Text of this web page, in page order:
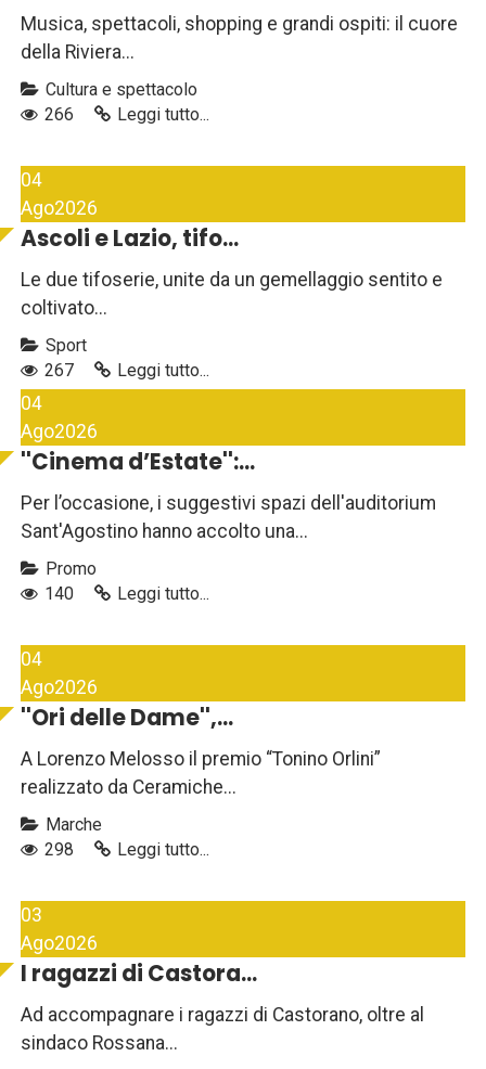
Musica, spettacoli, shopping e grandi ospiti: il cuore
della Riviera...
Cultura e spettacolo
266
Leggi tutto...
04
Ago2026
Ascoli e Lazio, tifo...
Le due tifoserie, unite da un gemellaggio sentito e
coltivato...
Sport
267
Leggi tutto...
04
Ago2026
''Cinema d’Estate'':...
Per l’occasione, i suggestivi spazi dell'auditorium
Sant'Agostino hanno accolto una...
Promo
140
Leggi tutto...
04
Ago2026
''Ori delle Dame'',...
A Lorenzo Melosso il premio “Tonino Orlini”
realizzato da Ceramiche...
Marche
298
Leggi tutto...
03
Ago2026
I ragazzi di Castora...
Ad accompagnare i ragazzi di Castorano, oltre al
sindaco Rossana...